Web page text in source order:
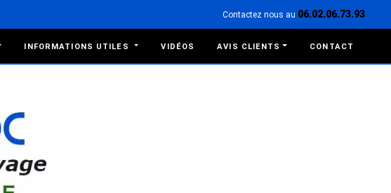
Contactez nous au 06.02.06.73.93
INFORMATIONS UTILES VIDÉOS AVIS CLIENTS CONTACT